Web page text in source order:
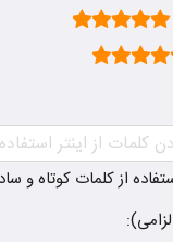
از کلمات کوتاه و